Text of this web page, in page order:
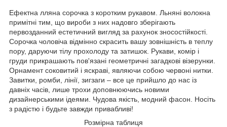
Ефектна лляна сорочка з коротким рукавом. Льняні волокна
примітні тим, що вироби з них надовго зберігають
первозданний естетичний вигляд за рахунок зносостійкості.
Сорочка чоловіча відмінно скрасить вашу зовнішність в теплу
пору, даруючи тілу прохолоду та затишок. Рукави, комір і
груди прикрашають пов'язані геометричні загадкові візерунки.
Орнамент соковитий і яскраві, являючи собою червоні нитки.
Завитки, ромби, лінії, зигзаги – все це прийшло до нас із
давніх часів, лише трохи доповнюючись новими
дизайнерськими ідеями. Чудова якість, модний фасон. Носіть
з радістю і будьте завжди привабливі!
Розмірна таблиця